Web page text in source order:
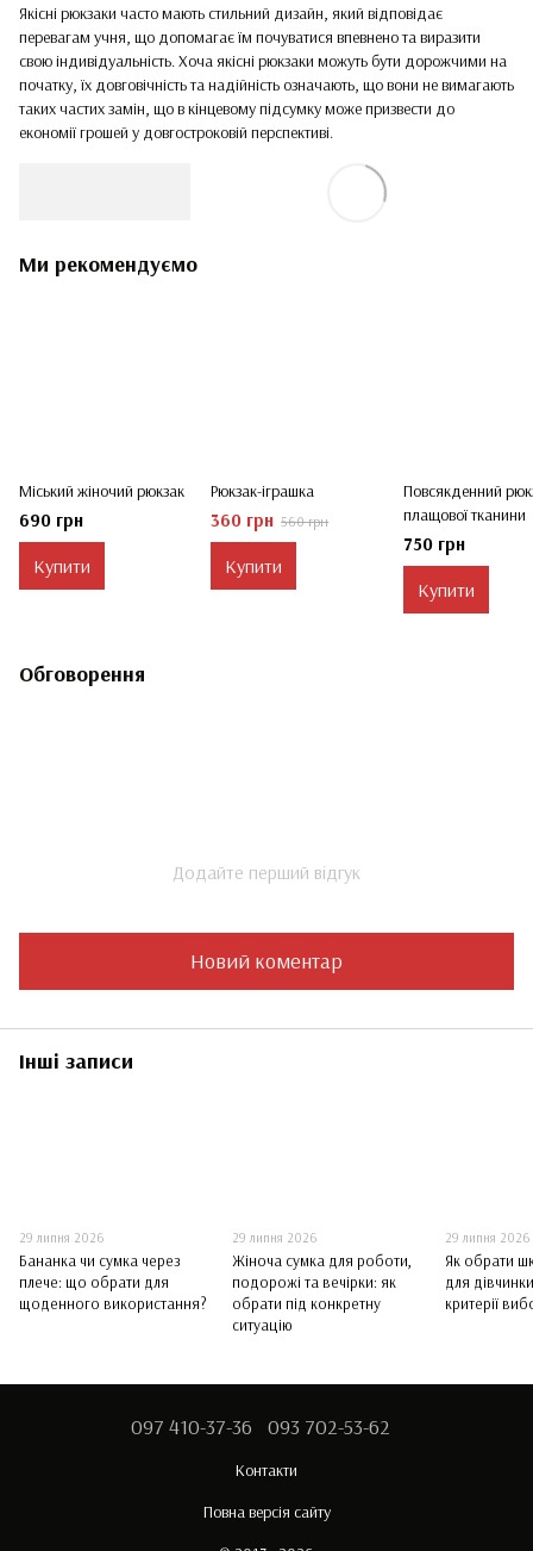
Якісні рюкзаки часто мають стильний дизайн, який відповідає
перевагам учня, що допомагає їм почуватися впевнено та виразити
свою індивідуальність. Хоча якісні рюкзаки можуть бути дорожчими на
початку, їх довговічність та надійність означають, що вони не вимагають
таких частих замін, що в кінцевому підсумку може призвести до
економії грошей у довгостроковій перспективі.
Ми рекомендуємо
Міський жіночий рюкзак
690 грн
Купити
Рюкзак-іграшка
360 грн 560 грн
Купити
Повсякденний
плащової тканини
750 грн
Купити
Обговорення
Додайте перший відгук
Новий коментар
Інші записи
29 липня 2026
Бананка чи сумка через
плече: що обрати для
щоденного використання?
29 липня 2026
Жіноча сумка для роботи,
подорожі та вечірки: як
обрати під конкретну
ситуацію
29 липня 2026
Як обрати
для
критерії
097 410-37-36 093 702-53-62
Контакти
Повна версія сайту